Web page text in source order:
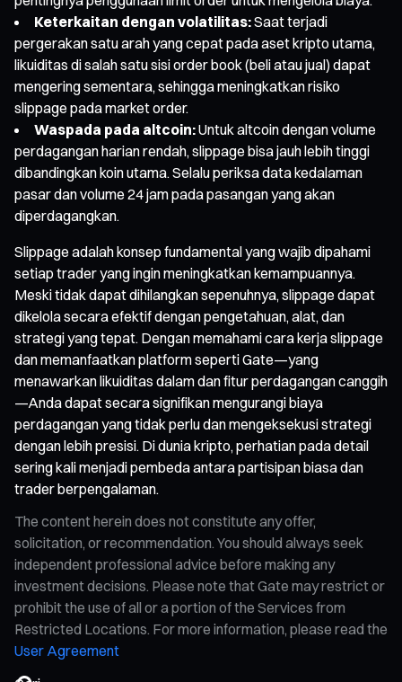
Keterkaitan dengan volatilitas:Saat terjadi
pergerakan satu arah yang cepat pada aset kripto utama,
likuiditas di salah satu sisi order book (beli atau jual) dapat
mengering sementara, sehingga meningkatkan risiko
slippage pada market order.
Waspada pada altcoin:Untuk altcoin dengan volume
perdagangan harian rendah, slippage bisa jauh lebih tinggi
dibandingkan koin utama. Selalu periksa data kedalaman
pasar dan volume 24 jam pada pasangan yang akan
diperdagangkan.
Slippage adalah konsep fundamental yang wajib dipahami
setiap trader yang ingin meningkatkan kemampuannya.
Meski tidak dapat dihilangkan sepenuhnya, slippage dapat
dikelola secara efektif dengan pengetahuan, alat, dan
strategi yang tepat. Dengan memahami cara kerja slippage
dan memanfaatkan platform seperti Gate—yang
menawarkan likuiditas dalam dan fitur perdagangan canggih
—Anda dapat secara signifikan mengurangi biaya
perdagangan yang tidak perlu dan mengeksekusi strategi
dengan lebih presisi. Di dunia kripto, perhatian pada detail
sering kali menjadi pembeda antara partisipan biasa dan
trader berpengalaman.
The content herein does not constitute any offer,
solicitation, or recommendation. You should always seek
independent professional advice before making any
investment decisions. Please note that Gate may restrict or
prohibit the use of all or a portion of the Services from
Restricted Locations. For more information, please read the
User Agreement